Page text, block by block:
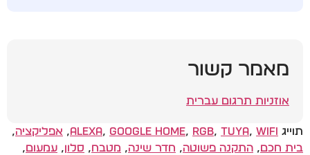
מאמר קשור
אוזניות תרגום עברית
תוייג Alexa, Google Home, RGB, Tuya, WiFi
, אפליקציה,
בית חכם, התקנה פשוטה, חדר שינה, מטבח, סלון, עמעום,